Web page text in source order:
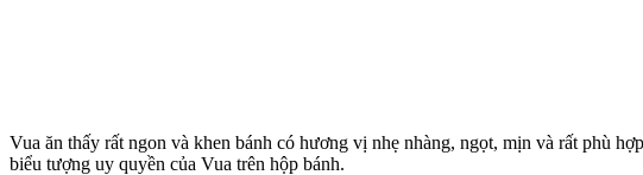
Vua ăn thấy rất ngon và khen bánh có hương vị nhẹ nhàng, ngọt, mịn và rất phù
biểu tượng uy quyền của Vua trên hộp bánh.